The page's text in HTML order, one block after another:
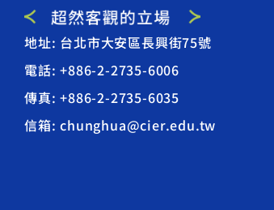
地址: 台北市大安區長興街75號
電話: +886-2-2735-6006
傳真: +886-2-2735-6035
信箱: chunghua@cier.edu.tw